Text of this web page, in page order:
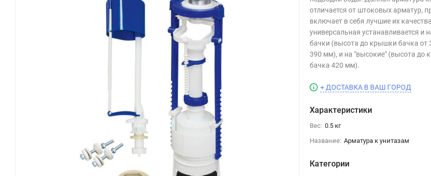
отличается от штоковых арматур,
включает в себя лучшие их
универсальная устанавливается и
бачки (высота до крышки бачка от
390 мм), и на "высокие" (высота до
бачка 420 мм).
+ ДОСТАВКА В ВАШ ГОРОД
Характеристики
Вес: 0.5 кг
Название: Арматура к унитазам
Категории